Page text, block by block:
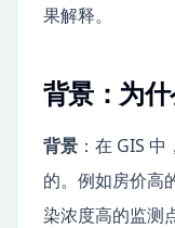
果解释。
背景：为
背景 ：在 GIS
的。例如房价高
染浓度高的监测